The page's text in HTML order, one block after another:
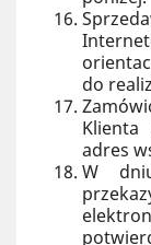
do
adres
W